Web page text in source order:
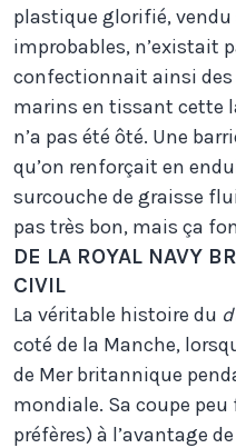
plastique glorifié,
improbables, n’existait
confectionnait ainsi des
marins en tissant cette
n’a pas été ôté. Une
qu’on renforçait en
surcouche de graisse
pas très bon, mais ça
DE LA ROYAL NAVY
CIVIL
La véritable histoire du
coté de la Manche,
de Mer britannique
mondiale. Sa coupe
préfères) à l’avantage